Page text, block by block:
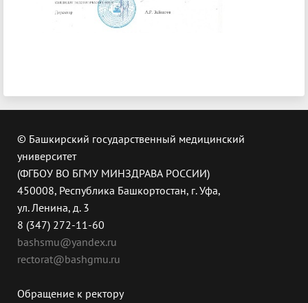
© Башкирский государственный медицинский
университет
(ФГБОУ ВО БГМУ МИНЗДРАВА РОССИИ)
450008, Республика Башкортостан, г. Уфа,
ул. Ленина, д. 3
8 (347) 272-11-60
bashsmu@yandex.ru
rectorat@bashgmu.ru
Обращение к ректору